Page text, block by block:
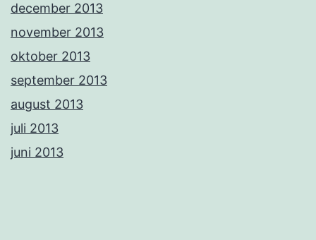
december 2013
november 2013
oktober 2013
september 2013
august 2013
juli 2013
juni 2013